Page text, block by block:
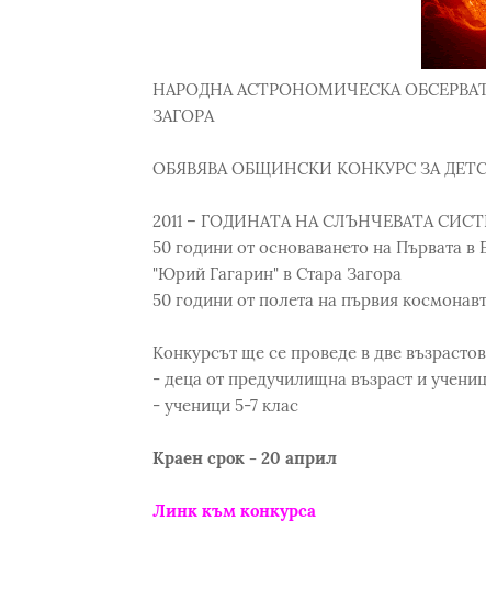
НАРОДНА АСТРОНОМИЧЕСКА
ЗАГОРА
ОБЯВЯВА ОБЩИНСКИ КОНКУРС ЗА
2011 – ГОДИНАТА НА СЛЪНЧЕВАТА
50 години от основаването на Първата
"Юрий Гагарин" в Стара Загора
50 години от полета на първия
Конкурсът ще се проведе в две
- деца от предучилищна възраст и
- ученици 5-7 клас
Краен срок - 20 април
Линк към конкурса